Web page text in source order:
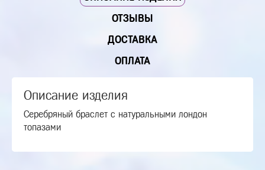
ОТЗЫВЫ
ДОСТАВКА
ОПЛАТА
Описание изделия
Серебряный браслет с натуральными лондон
топазами